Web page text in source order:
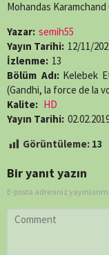
Mohandas Karamchand
Yazar: semih55
Yayın Tarihi: 12/11/
İzlenme: 13
Bölüm Adı: Kelebek
(Gandhi, la force de la
Kalite: HD
Yayın Tarihi:
Görüntüleme: 13
Bir yanıt yazın
E-posta adresiniz